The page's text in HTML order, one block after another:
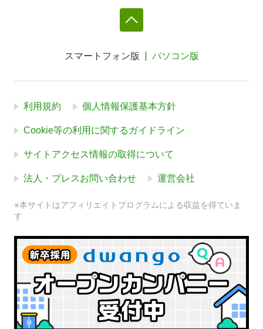
スマートフォン版 パソコン版
利用規約 個人情報保護基本方針
Cookie等の利用に関するガイドライン
サイトアクセス情報の取得について
法人・プレスお問い合わせ 運営会社
※本サイトはアフィリエイトプログラムによる収益を得ていま
す